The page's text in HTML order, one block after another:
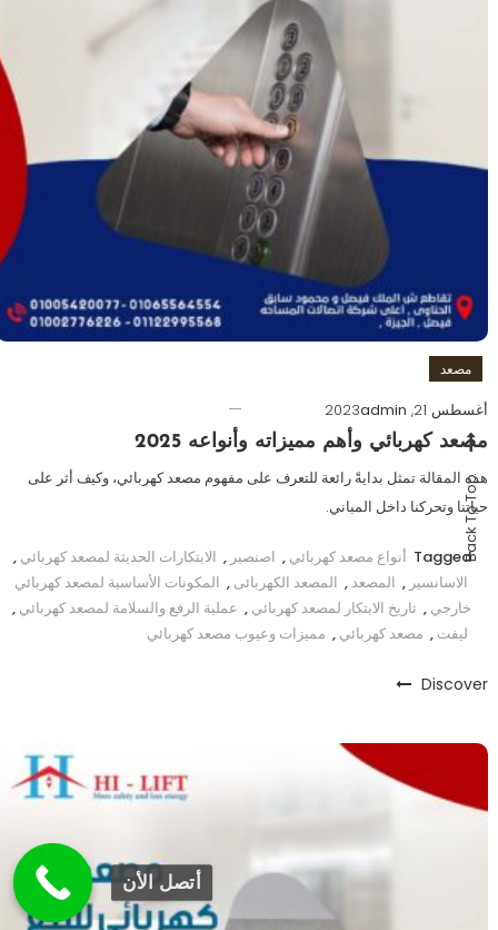
مصعد
أغسطس 21, 2023
admin
مصعد كهربائي وأهم مميزاته وأنواعه 2025
هذه المقالة تمثل بدايةً رائعة للتعرف على مفهوم مصعد كهربائي، وكيف أثر على
حياتنا وتحركنا داخل المباني.
Tagged أنواع مصعد كهربائي , اصنصير , الابتكارات الحديثة لمصعد كهربائي ,
الاسانسير , المصعد , المصعد الكهربائى , المكونات الأساسية لمصعد كهربائي
خارجي , تاريخ الابتكار لمصعد كهربائي , عملية الرفع والسلامة لمصعد كهربائي ,
ليفت , مصعد كهربائي , مميزات وعيوب مصعد كهربائي
Discover
Back To Top
أتصل الأن